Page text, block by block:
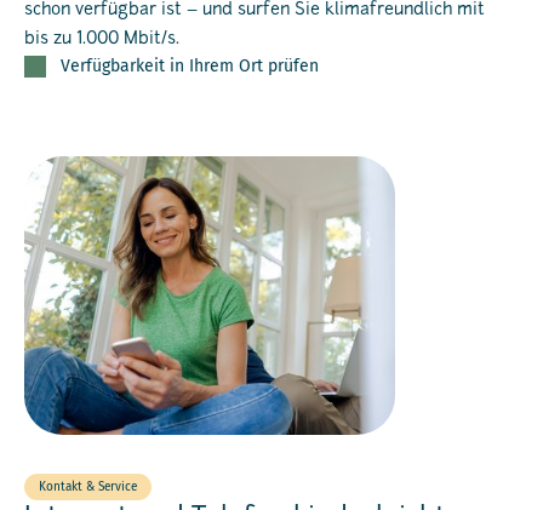
schon verfügbar ist – und surfen Sie klimafreundlich mit
bis zu 1.000 Mbit/s.
Verfügbarkeit in Ihrem Ort prüfen
Kontakt & Service